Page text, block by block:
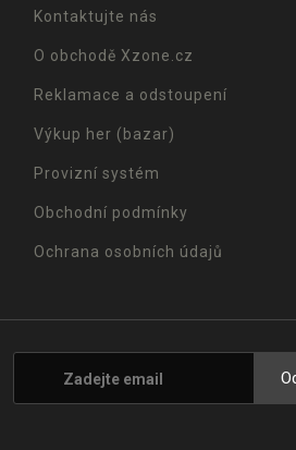
Kontaktujte nás
O obchodě Xzone.cz
Reklamace a odstoupení
Výkup her (bazar)
Provizní systém
Obchodní podmínky
Ochrana osobních údajů